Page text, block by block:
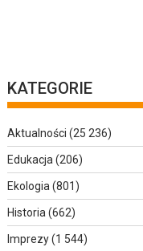
KATEGORIE
Aktualności (25 236)
Edukacja (206)
Ekologia (801)
Historia (662)
Imprezy(1 544)